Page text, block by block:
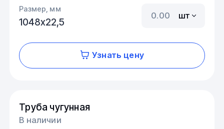
Размер, мм
1048х22,5
шт
Узнать цену
Труба чугунная
В наличии